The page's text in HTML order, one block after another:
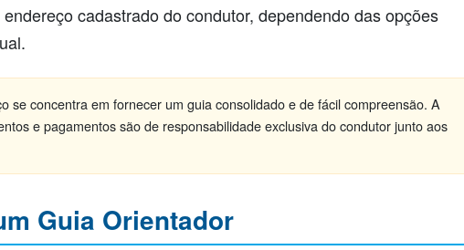
cadastrado do condutor, dependendo das opções
se concentra em fornecer um guia consolidado e de fácil compreensão. A
e pagamentos são de responsabilidade exclusiva do condutor junto aos
Guia Orientador